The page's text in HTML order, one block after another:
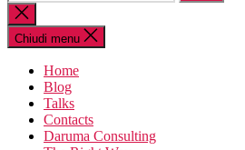
Chiudi
la
ricerca
Chiudi menu
Home
Blog
Talks
Contacts
Daruma Consulting